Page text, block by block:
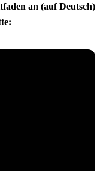
an (auf Deutsch)